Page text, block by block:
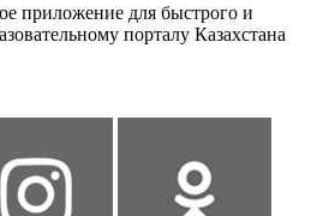
приложение для быстрого и
порталу Казахстана